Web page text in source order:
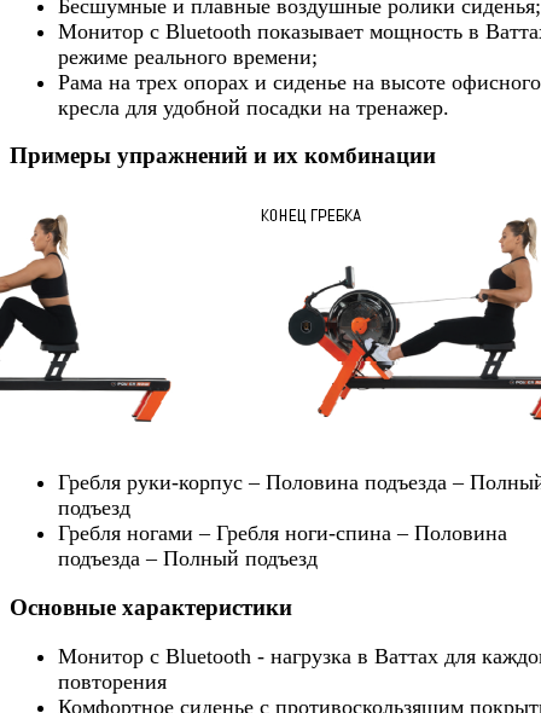
Бесшумные и плавные воздушные ролики
Монитор c Bluetooth показывает мощность в
режиме реального времени;
Рама на трех опорах и сиденье на высоте офисного
кресла для удобной посадки на тренажер.
Примеры упражнений и их комбинации
Гребля руки-корпус – Половина подъезда –
подъезд
Гребля ногами – Гребля ноги-спина – Половина
подъезда – Полный подъезд
Основные характеристики
Монитор с Bluetooth - нагрузка в Ваттах для
повторения
Комфортное сиденье с противоскользящим